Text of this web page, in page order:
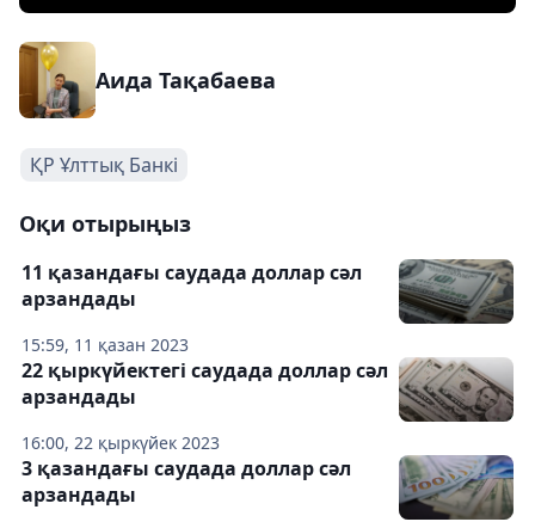
Аида Тақабаева
ҚР Ұлттық Банкі
Оқи отырыңыз
15:59, 11 қазан 2023
11 қазандағы саудада доллар сәл
арзандады
16:00, 22 қыркүйек 2023
22 қыркүйектегі саудада доллар сәл
арзандады
3 қазандағы саудада доллар сәл
арзандады